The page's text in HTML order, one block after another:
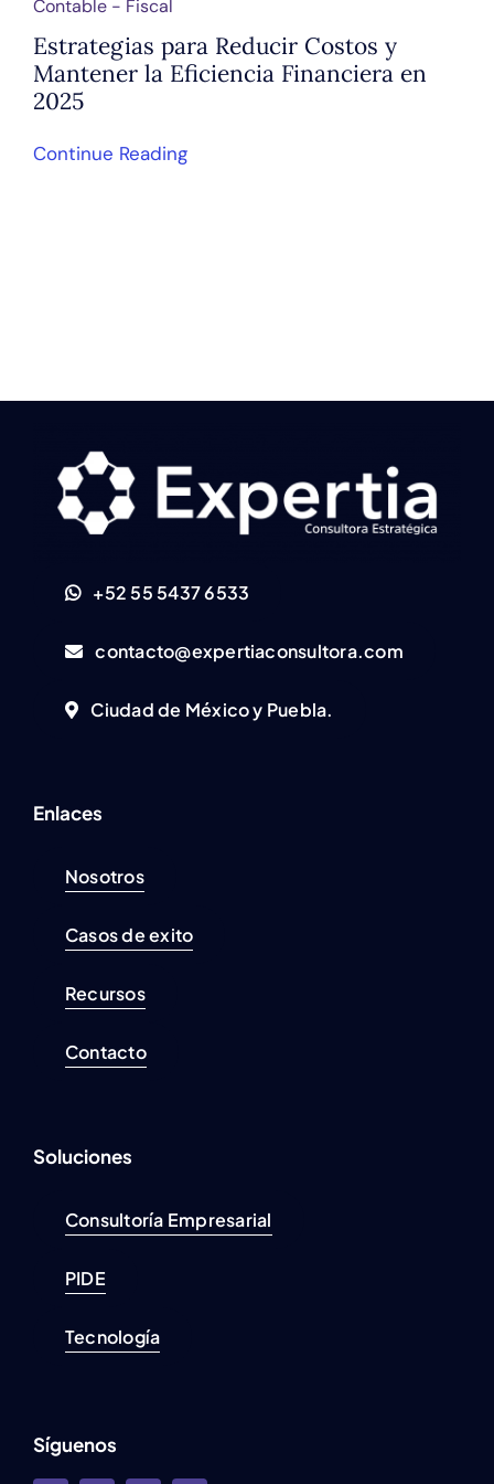
Contable - Fiscal
Estrategias para Reducir Costos y
Mantener la Eficiencia Financiera en
2025
Continue Reading
+52 55 5437 6533
contacto@expertiaconsultora.com
Ciudad de México y Puebla.
Enlaces
Nosotros
Casos de exito
Recursos
Contacto
Soluciones
Consultoría Empresarial
PIDE
Tecnología
Síguenos